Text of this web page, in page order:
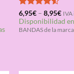
Valorado
con4.50
de 5
6,95€ –8,95€
Disponibilidad
BANDAS de la